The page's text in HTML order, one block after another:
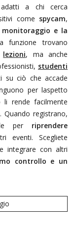
adatti a chi cerca
come spycam,
monitoraggio e la
funzione trovano
lezioni, ma anche
studenti
su ciò che accade
per laspetto
rende facilmente
. Quando registrano,
per riprendere
eventi. Scegliete
e integrare con altri
controllo e un